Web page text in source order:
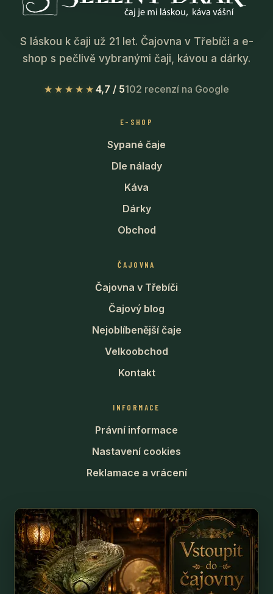
S láskou k čaji už 21 let. Čajovna v Třebíči a e-
shop s pečlivě vybranými čaji, kávou a dárky.
★★★★★ 4,7 / 5102 recenzí na Google
E-SHOP
Sypané čaje
Dle nálady
Káva
Dárky
Obchod
ČAJOVNA
Čajovna v Třebíči
Čajový blog
Nejoblíbenější čaje
Velkoobchod
Kontakt
INFORMACE
Právní informace
Nastavení cookies
Reklamace a vrácení